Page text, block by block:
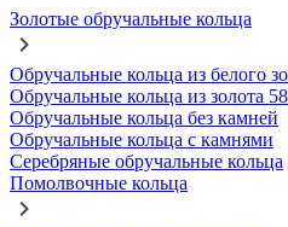
Золотые обручальные кольца
Обручальные кольца из белого
Обручальные кольца из золота
Обручальные кольца без камней
Обручальные кольца с камнями
Серебряные обручальные кольца
Помолвочные кольца